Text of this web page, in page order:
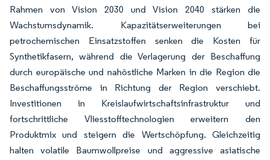
Rahmen von Vision 2030 und Vision 2040 stärken die
Wachstumsdynamik. Kapazitätserweiterungen bei
petrochemischen Einsatzstoffen senken die Kosten für
Synthetikfasern, während die Verlagerung der Beschaffung
durch europäische und nahöstliche Marken in die Region die
Beschaffungsströme in Richtung der Region verschiebt.
Investitionen in Kreislaufwirtschaftsinfrastruktur und
fortschrittliche Vliesstofftechnologien erweitern den
Produktmix und steigern die Wertschöpfung. Gleichzeitig
halten volatile Baumwollpreise und aggressive asiatische